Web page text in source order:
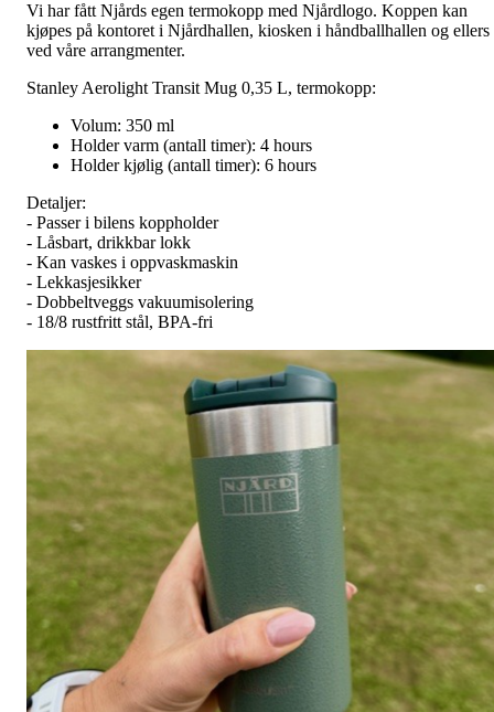
Vi har fått Njårds egen termokopp med Njårdlogo. Koppen kan
kjøpes på kontoret i Njårdhallen, kiosken i håndballhallen og ellers
ved våre arrangmenter.
Stanley Aerolight Transit Mug 0,35 L, termokopp:
Volum: 350 ml
Holder varm (antall timer): 4 hours
Holder kjølig (antall timer): 6 hours
Detaljer:
- Passer i bilens koppholder
- Låsbart, drikkbar lokk
- Kan vaskes i oppvaskmaskin
- Lekkasjesikker
- Dobbeltveggs vakuumisolering
- 18/8 rustfritt stål, BPA-fri